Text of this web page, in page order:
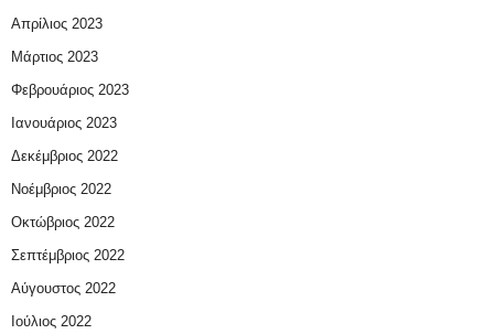
Απρίλιος 2023
Μάρτιος 2023
Φεβρουάριος 2023
Ιανουάριος 2023
Δεκέμβριος 2022
Νοέμβριος 2022
Οκτώβριος 2022
Σεπτέμβριος 2022
Αύγουστος 2022
Ιούλιος 2022